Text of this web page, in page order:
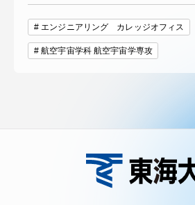
エンジニアリング カレッジオフィス
航空宇宙学科 航空宇宙学専攻